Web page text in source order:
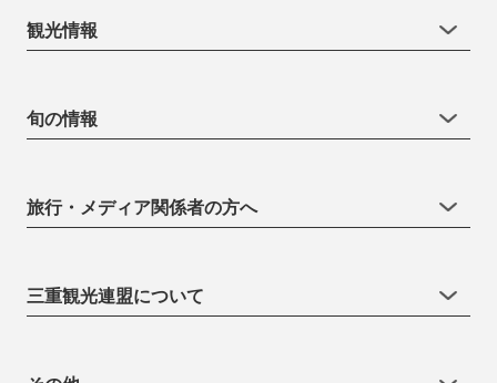
観光情報
旬の情報
旅行・メディア関係者の方へ
三重観光連盟について